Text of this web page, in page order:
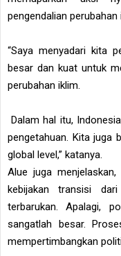
pengendalian perubahan
“Saya menyadari kita
besar dan kuat untuk
perubahan iklim.
Dalam hal itu,
pengetahuan. Kita juga
global level,” katanya.
Alue juga
kebijakan transisi
terbarukan. Apalagi,
sangatlah besar.
mempertimbangkan